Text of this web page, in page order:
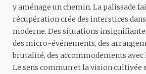
y aménage un chemin. La palissade
récupération crée des interstices
moderne. Des situations
des micro-événements, des
brutalité, des accommodements avec
Le sens commun et la vision cultivée